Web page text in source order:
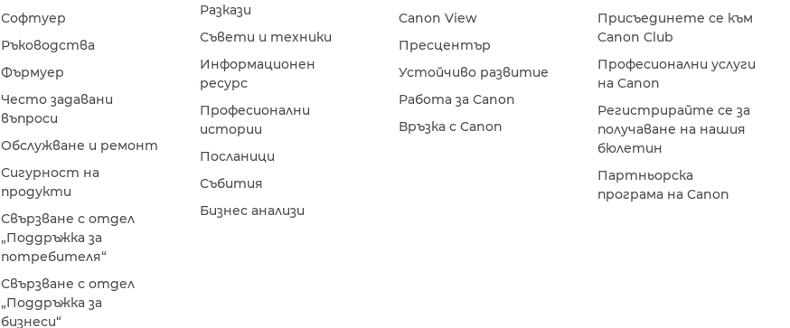
Софтуер
Ръководства
Фърмуер
Често задавани
въпроси
Обслужване и ремонт
Сигурност на
продукти
Свързване с отдел
„Поддръжка за
потребителя“
Свързване с отдел
„Поддръжка за
бизнеси“
Разкази
Съвети и техники
Информационен
ресурс
Професионални
истории
Посланици
Събития
Бизнес анализи
Canon View
Пресцентър
Устойчиво развитие
Работа за Canon
Връзка с Canon
Присъединете се към
Canon Club
Професионални услуги
на Canon
Регистрирайте се за
получаване на нашия
бюлетин
Партньорска
програма на Canon